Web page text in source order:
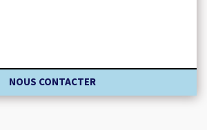
NOUS CONTACTER